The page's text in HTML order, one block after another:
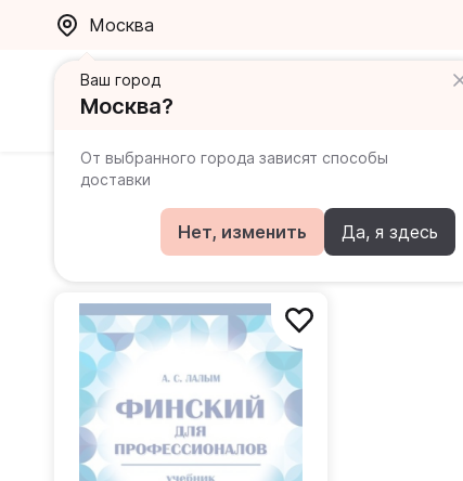
Москва
Ваш город
Москва?
От выбранного города зависят способы
доставки
Нет, изменить Да, я здесь
Лалым Анна Сергеевна
Книги автора